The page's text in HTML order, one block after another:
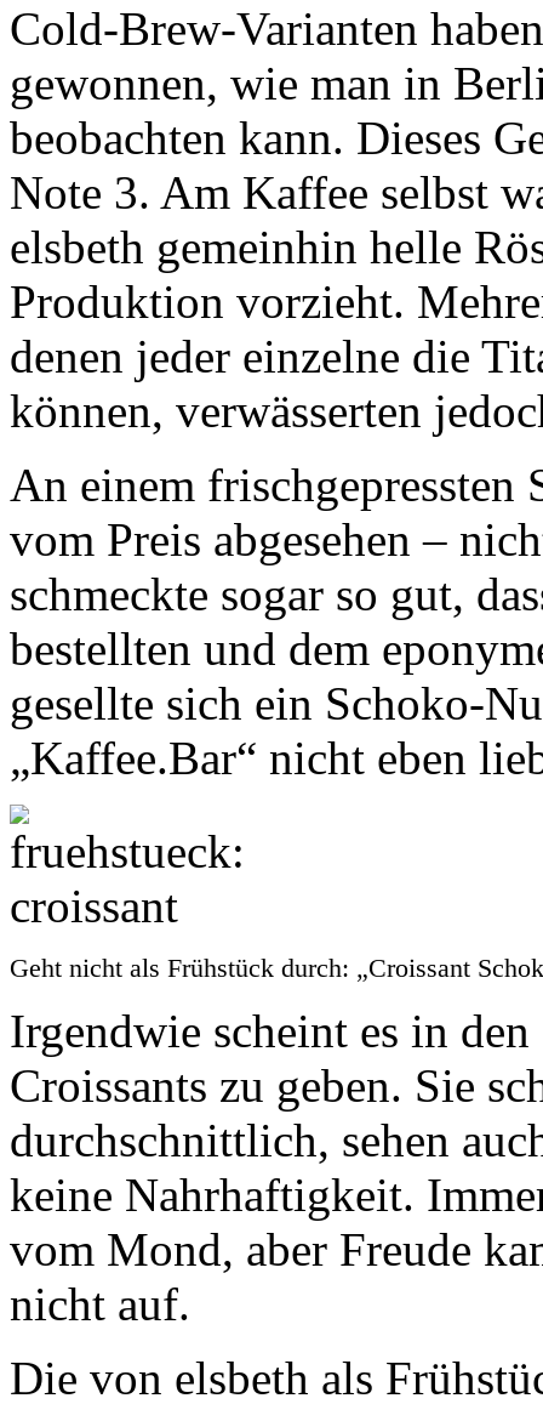
Cold-Brew-Varianten
gewonnen, wie man in
beobachten kann. Dieses
Note 3. Am Kaffee selbst
elsbeth gemeinhin helle
Produktion vorzieht.
denen jeder einzelne die
können, verwässerten
An einem frischgepressten
vom Preis abgesehen –
schmeckte sogar so gut,
bestellten und dem
gesellte sich ein Schoko-
„Kaffee.Bar“ nicht eben
Geht nicht als Frühstück durch: „Croissant
Irgendwie scheint es in
Croissants zu geben. Sie
durchschnittlich, sehen
keine Nahrhaftigkeit.
vom Mond, aber Freude
nicht auf.
Die von elsbeth als